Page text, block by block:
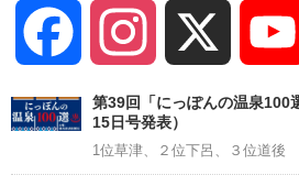
Facebook Instagram
第39回「にっぽんの温泉100
15日号発表）
1位草津、２位下呂、３位道後